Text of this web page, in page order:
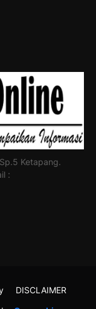
Ketapang.
:
DISCLAIMER